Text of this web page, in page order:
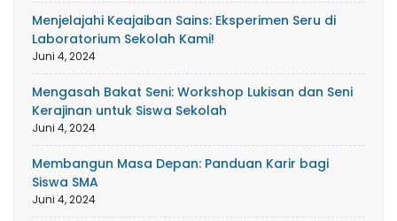
Menjelajahi Keajaiban Sains: Eksperimen Seru di
Laboratorium Sekolah Kami!
Juni 4, 2024
Mengasah Bakat Seni: Workshop Lukisan dan Seni
Kerajinan untuk Siswa Sekolah
Juni 4, 2024
Membangun Masa Depan: Panduan Karir bagi
Siswa SMA
Juni 4, 2024